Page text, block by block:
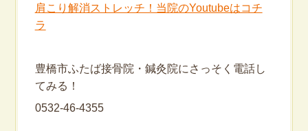
肩こり解消ストレッチ！当院のYoutubeはコチ
ラ
豊橋市ふたば接骨院・鍼灸院にさっそく電話し
てみる！
0532-46-4355